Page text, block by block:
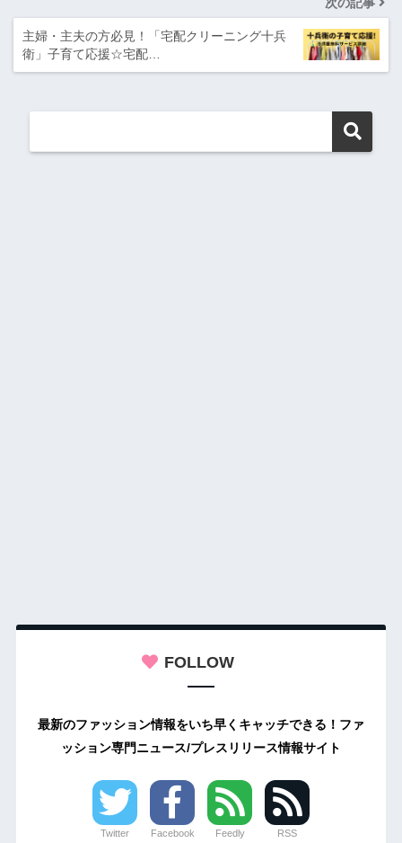
主婦・主夫の方必見！「宅配クリーニング十兵
衛」子育て応援☆宅配…
FOLLOW
最新のファッション情報をいち早くキャッチできる！ファ
ッション専門ニュース/プレスリリース情報サイト
Twitter Facebook Feedly RSS